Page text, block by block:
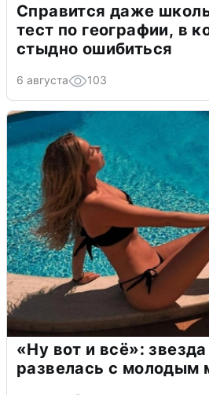
Справится даже
тест по географии, в
стыдно ошибиться
6 августа 103
«Ну вот и всё»:
развелась с молодым